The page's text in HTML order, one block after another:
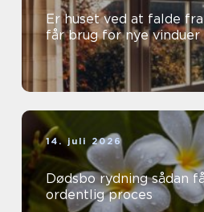
Er huset ved at falde
får brug for nye vinduer
14. juli 2026
Dødsbo rydning sådan får du en tryg og
ordentlig proces